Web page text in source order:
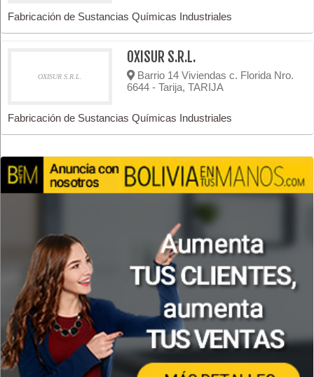
Fabricación de Sustancias Químicas Industriales
OXISUR S.R.L.
OXISUR S.R.L.
Barrio 14 Viviendas c. Florida Nro.
6644 - Tarija, TARIJA
Fabricación de Sustancias Químicas Industriales